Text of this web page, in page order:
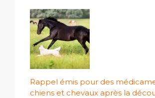
Rappel émis pour des
chiens et chevaux après la